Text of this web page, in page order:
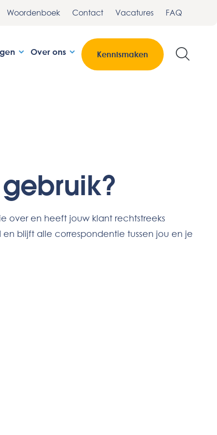
Woordenboek Contact Vacatures FAQ
Kennismaken
Over ons
over en heeft jouw klant rechtstreeks
blijft alle correspondentie tussen jou en je